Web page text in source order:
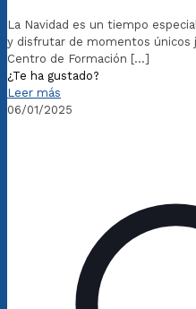
La Navidad es un tiempo
y disfrutar de momentos únicos
Centro de Formación […]
¿Te ha gustado?
Leer más
06/01/2025